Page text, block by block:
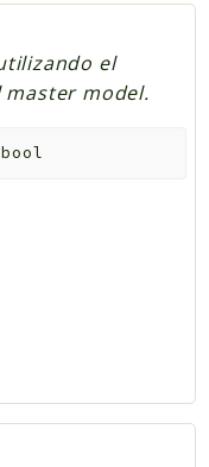
el
model.
bool